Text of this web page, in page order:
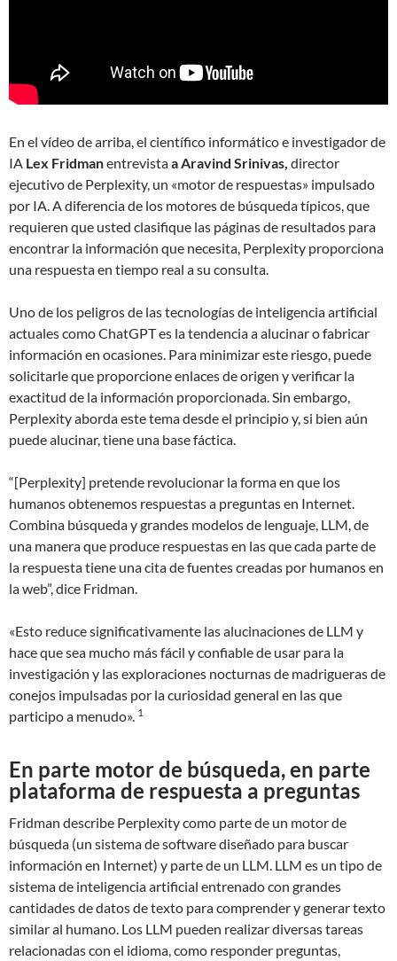
En el vídeo de arriba, el científico informático e investigador de
IA Lex Fridmanentrevistaa Aravind Srinivas, director
ejecutivo de Perplexity, un «motor de respuestas» impulsado
por IA. A diferencia de los motores de búsqueda típicos, que
requieren que usted clasifique las páginas de resultados para
encontrar la información que necesita, Perplexity proporciona
una respuesta en tiempo real a su consulta.
Uno de los peligros de las tecnologías de inteligencia artificial
actuales como ChatGPT es la tendencia a alucinar o fabricar
información en ocasiones. Para minimizar este riesgo, puede
solicitarle que proporcione enlaces de origen y verificar la
exactitud de la información proporcionada. Sin embargo,
Perplexity aborda este tema desde el principio y, si bien aún
puede alucinar, tiene una base fáctica.
“[Perplexity] pretende revolucionar la forma en que los
humanos obtenemos respuestas a preguntas en Internet.
Combina búsqueda y grandes modelos de lenguaje, LLM, de
una manera que produce respuestas en las que cada parte de
la respuesta tiene una cita de fuentes creadas por humanos en
la web”, dice Fridman.
«Esto reduce significativamente las alucinaciones de LLM y
hace que sea mucho más fácil y confiable de usar para la
investigación y las exploraciones nocturnas de madrigueras de
conejos impulsadas por la curiosidad general en las que
participo a menudo». 1
En parte motor de búsqueda, en parte
plataforma de respuesta a preguntas
Fridman describe Perplexity como parte de un motor de
búsqueda (un sistema de software diseñado para buscar
información en Internet) y parte de un LLM. LLM es un tipo de
sistema de inteligencia artificial entrenado con grandes
cantidades de datos de texto para comprender y generar texto
similar al humano. Los LLM pueden realizar diversas tareas
relacionadas con el idioma, como responder preguntas,